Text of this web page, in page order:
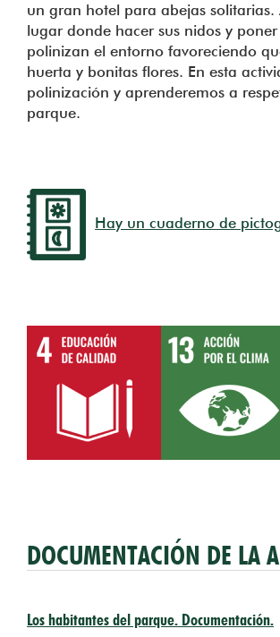
un gran hotel para abejas
lugar donde hacer sus nidos y
polinizan el entorno favoreciendo
huerta y bonitas flores. En esta
polinización y aprenderemos a
parque.
Hay un cuaderno de
DOCUMENTACIÓN DE LA
Los habitantes del parque. Documentación.